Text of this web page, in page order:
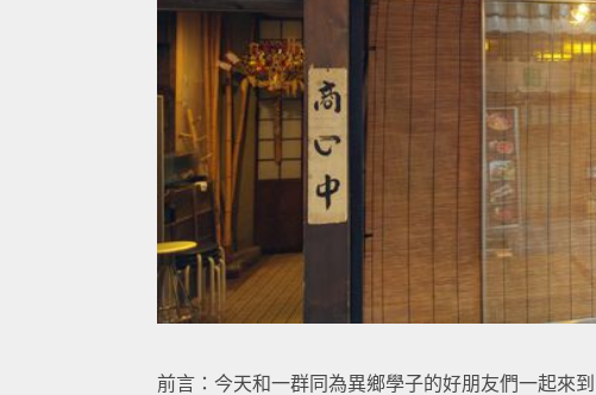
前言：今天和一群同為異鄉學子的好朋友們一起來